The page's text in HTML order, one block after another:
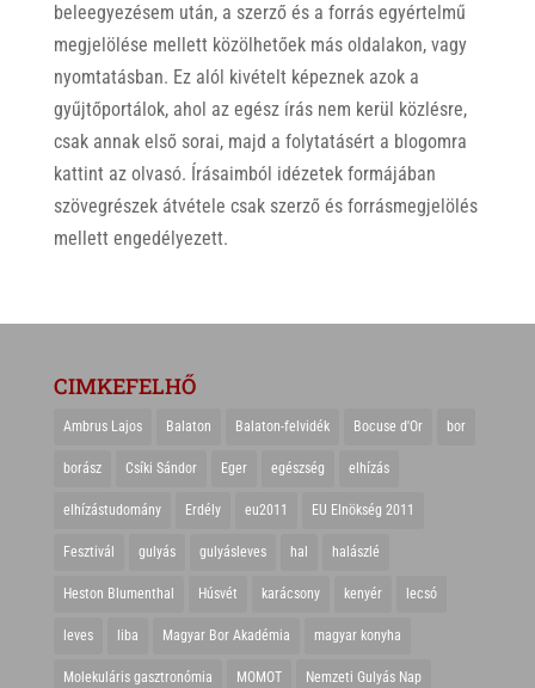
beleegyezésem után, a szerző és a forrás egyértelmű
megjelölése mellett közölhetőek más oldalakon, vagy
nyomtatásban. Ez alól kivételt képeznek azok a
gyűjtőportálok, ahol az egész írás nem kerül közlésre,
csak annak első sorai, majd a folytatásért a blogomra
kattint az olvasó. Írásaimból idézetek formájában
szövegrészek átvétele csak szerző és forrásmegjelölés
mellett engedélyezett.
CIMKEFELHŐ
Ambrus Lajos Balaton Balaton-felvidék Bocuse d'Or bor
borász Csíki Sándor Eger egészség elhízás
elhízástudomány Erdély eu2011 EU Elnökség 2011
Fesztivál gulyás gulyásleves hal halászlé
Heston Blumenthal Húsvét karácsony kenyér lecsó
leves liba Magyar Bor Akadémia magyar konyha
Molekuláris gasztronómia MOMOT Nemzeti Gulyás Nap